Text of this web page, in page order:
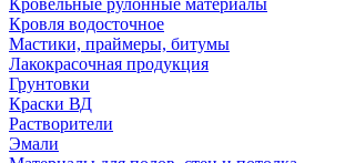
Кровельные рулонные материалы
Кровля водосточное
Мастики, праймеры, битумы
Лакокрасочная продукция
Грунтовки
Краски ВД
Растворители
Эмали